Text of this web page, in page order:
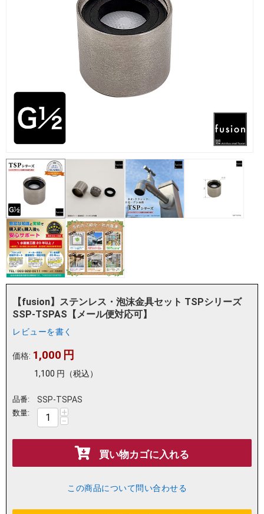
【fusion】ステンレス・泡沫金具セット TSPシリーズ
SSP-TSPAS【メール便対応可】
レビューを書く
価格: 1,000 円
1,100 円 （税込）
品番: SSP-TSPAS
数量: +
−
買い物カゴに入れる
この商品について問い合わせる